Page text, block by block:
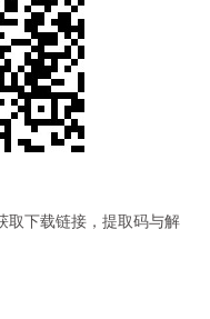
取下载链接，提取码与解